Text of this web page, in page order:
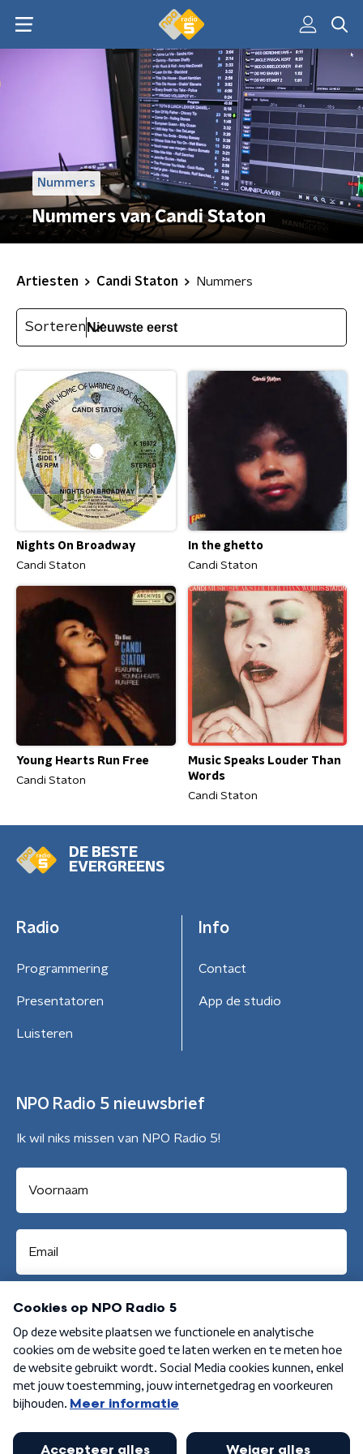
Nummers
Nummers van Candi Staton
Artiesten Candi Staton Nummers
Sorteren
Nights On Broadway
Candi Staton
In the ghetto
Candi Staton
Young Hearts Run Free
Candi Staton
Music Speaks Louder Than
Words
Candi Staton
DE BESTE
EVERGREENS
Radio
Programmering
Presentatoren
Luisteren
Info
Contact
App de studio
NPO Radio 5 nieuwsbrief
Ik wil niks missen van NPO Radio 5!
Aanmelden
Algemene voorwaarden